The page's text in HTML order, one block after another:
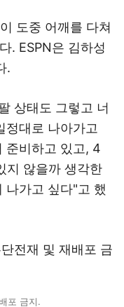
도중 어깨를 다쳐
. ESPN은 김하성
.
상태도 그렇고 너
정대로 나아가고
준비하고 있고, 4
지 않을까 생각한
나가고 싶다"고 했
전재 및 재배포 금
포 금지.